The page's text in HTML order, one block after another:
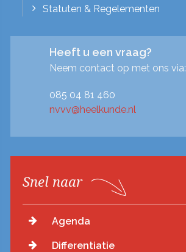
Statuten & Regelementen
Heeft u een vraag?
Neem contact op met ons via:
085 04 81 460
nvvv@heelkunde.nl
Snel naar
Agenda
Differentiatie